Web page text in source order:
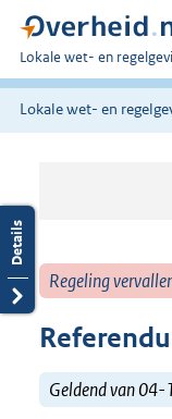
U
bent
hier:
Lokale wet- en
Lokale wet- en
Regeling
Geldend van